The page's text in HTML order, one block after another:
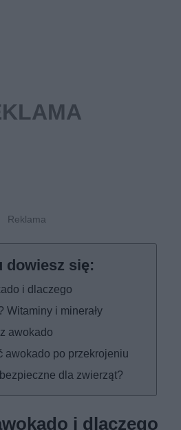
i dlaczego
Witaminy i minerały
awokado
awokado po przekrojeniu
dla zwierząt?
i dlaczego